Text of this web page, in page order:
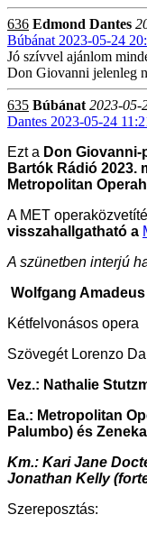
636 Edmond Dantes
Búbánat 2023-05-24
Jó szívvel ajánlom
Don Giovanni jelenleg
635 Búbánat 2023-05-
Dantes 2023-05-24
Ezt a Don
Bartók Rádió 2023.
Metropolitan
A MET
visszahallgatható a
A szünetben interjú
Wolfgang
Kétfelvonásos opera
Szövegét Lorenzo
Vez.: Nathalie
Ea.: Metropolitan
Palumbo) és
Km.: Kari Jane
Jonathan Kelly
Szereposztás: